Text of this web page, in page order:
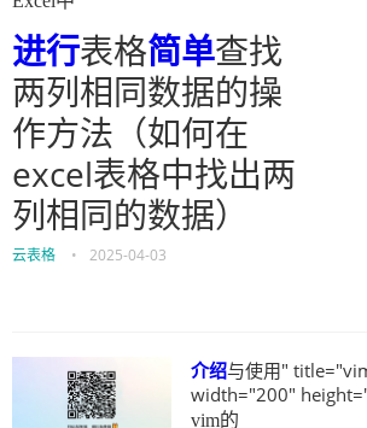
进行表格简单查找
两列相同数据的操
作方法（如何在
excel表格中找出两
列相同的数据）
云表格 • 2025-04-03
介绍与使用"
width="200"
vim的